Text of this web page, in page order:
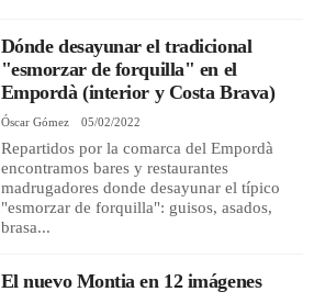
Dónde desayunar el tradicional
"esmorzar de forquilla" en el
Empordà (interior y Costa Brava)
Óscar Gómez 05/02/2022
Repartidos por la comarca del Empordà
encontramos bares y restaurantes
madrugadores donde desayunar el típico
"esmorzar de forquilla": guisos, asados,
brasa...
El nuevo Montia en 12 imágenes